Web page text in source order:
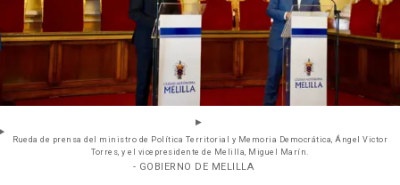
Rueda de prensa del ministro de Política Territorial y Memoria Democrática, Ángel Victor
Torres, y el vicepresidente de Melilla, Miguel Marín.
- GOBIERNO DE MELILLA